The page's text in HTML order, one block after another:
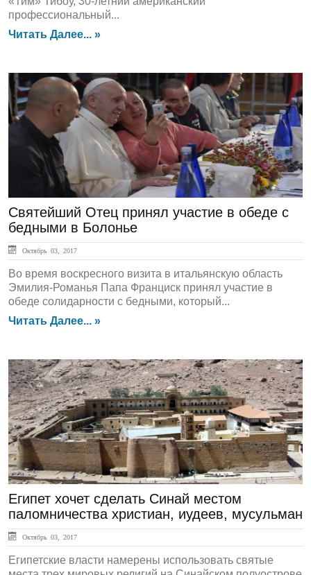
профессиональный...
Читать Далее... »
ЛЕНТА НОВОСТЕЙ
Святейший Отец принял участие в обеде с
бедными в Болонье
Октябрь 03, 2017
Во время воскресного визита в итальянскую область
Эмилия-Романья Папа Франциск принял участие в
обеде солидарности с бедными, который...
Читать Далее... »
ЛЕНТА НОВОСТЕЙ
Египет хочет сделать Синай местом
паломничества христиан, иудеев, мусульман
Октябрь 03, 2017
Египетские власти намерены использовать святые